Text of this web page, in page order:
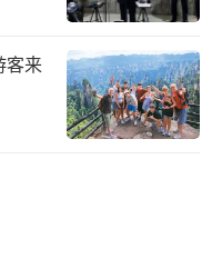
泽连斯基喊话对
宜之计。最终能否
响，而要看谁能真
客来